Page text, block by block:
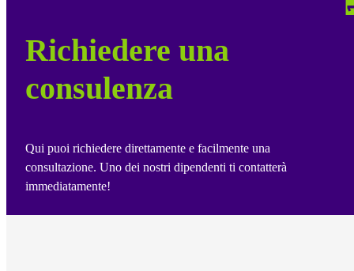
Richiedere una
consulenza
Qui puoi richiedere direttamente e facilmente una
consultazione. Uno dei nostri dipendenti ti contatterà
immediatamente!